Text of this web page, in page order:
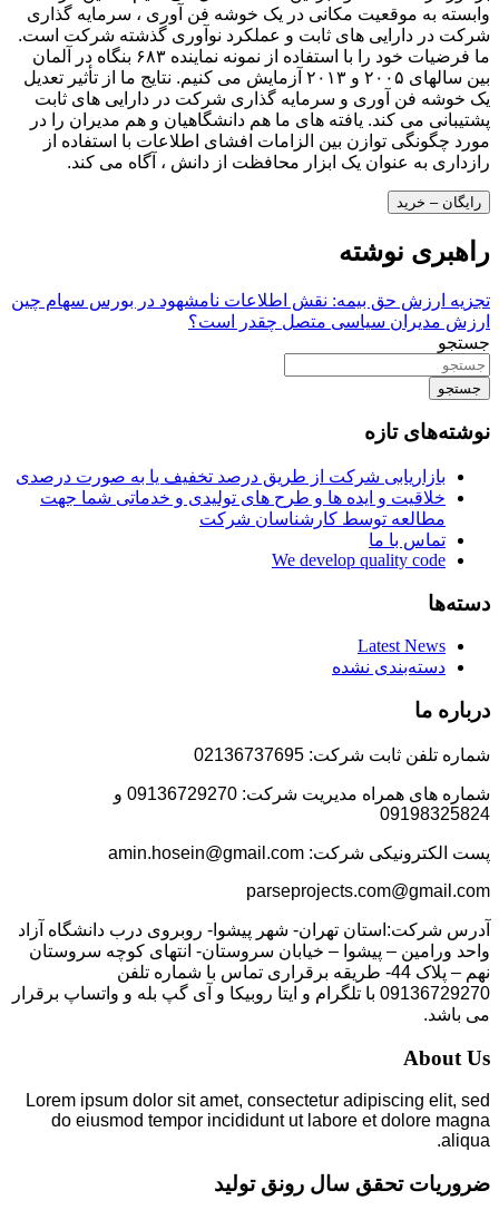
وابسته به موقعیت مکانی در یک خوشه فن آوری ، سرمایه گذاری
شرکت در دارایی های ثابت و عملکرد نوآوری گذشته شرکت است.
ما فرضیات خود را با استفاده از نمونه نماینده ۶۸۳ بنگاه در آلمان
بین سالهای ۲۰۰۵ و ۲۰۱۳ آزمایش می کنیم. نتایج ما از تأثیر تعدیل
یک خوشه فن آوری و سرمایه گذاری شرکت در دارایی های ثابت
پشتیبانی می کند. یافته های ما هم دانشگاهیان و هم مدیران را در
مورد چگونگی توازن بین الزامات افشای اطلاعات با استفاده از
رازداری به عنوان یک ابزار محافظت از دانش ، آگاه می کند.
رایگان – خرید
راهبری نوشته
تجزیه ارزش حق بیمه: نقش اطلاعات نامشهود در بورس سهام چین
ارزش مدیران سیاسی متصل چقدر است؟
جستجو
جستجو
نوشته‌های تازه
بازاریابی شرکت از طریق درصد تخفیف یا به صورت درصدی
خلاقیت و ایده ها و طرح های تولیدی و خدماتی شما جهت
مطالعه توسط کارشناسان شرکت
تماس با ما
We develop quality code
دسته‌ها
Latest News
دسته‌بندی نشده
درباره ما
شماره تلفن ثابت شرکت: 02136737695
شماره های همراه مدیریت شرکت: 09136729270 و
09198325824
پست الکترونیکی شرکت: amin.hosein@gmail.com
parseprojects.com@gmail.com
آدرس شرکت:استان تهران- شهر پیشوا- روبروی درب دانشگاه آزاد
واحد ورامین – پیشوا – خیابان سروستان- انتهای کوچه سروستان
نهم – پلاک 44- طریقه برقراری تماس با شماره تلفن
09136729270 با تلگرام و ایتا روبیکا و آی گپ بله و واتساپ برقرار
می باشد.
About Us
Lorem ipsum dolor sit amet, consectetur adipiscing elit, sed
do eiusmod tempor incididunt ut labore et dolore magna
aliqua.
ضروریات تحقق سال رونق تولید